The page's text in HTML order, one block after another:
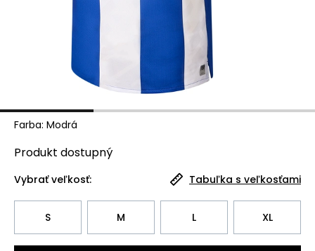
Farba: Modrá
Produkt dostupný
Vybrať veľkosť: Tabuľka s veľkosťami
S M L XL